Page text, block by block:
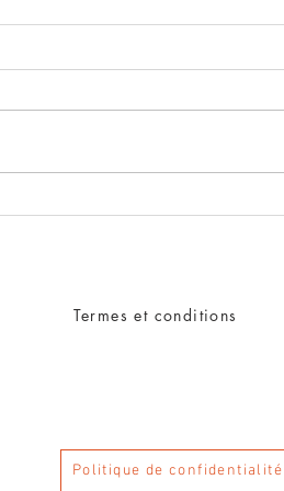
Termes et conditions
Politique de confidentialité